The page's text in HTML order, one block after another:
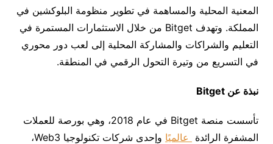
المعنية المحلية والمساهمة في تطوير منظومة البلوكشين في
المملكة. وتهدف Bitget من خلال الاستثمارات المستمرة في
التعليم والشراكات والمشاركة المحلية إلى لعب دور محوري
في التسريع من وتيرة التحول الرقمي في المنطقة.
نبذة عن Bitget
تأسست منصة Bitget في عام 2018، وهي بورصة للعملات
المشفرة الرائدة
عالميًا
وإحدى شركات تكنولوجيا Web3،